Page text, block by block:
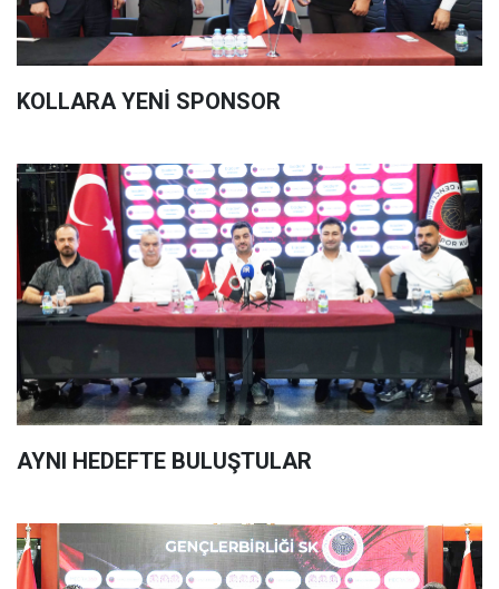
KOLLARA YENİ SPONSOR
AYNI HEDEFTE BULUŞTULAR